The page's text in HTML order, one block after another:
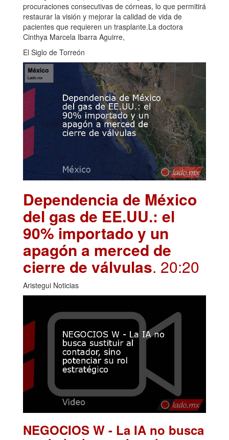
procuraciones consecutivas de córneas, lo que permitirá
restaurar la visión y mejorar la calidad de vida de
pacientes que requieren un trasplante.La doctora
Cinthya Marcela Ibarra Aguirre,
El Siglo de Torreón
Dependencia de México
del gas de EE.UU.: el
90% importado y un
apagón a merced de
cierre de válvulas. 20:20
Aristegui Noticias
NEGOCIOS W - La IA no busca